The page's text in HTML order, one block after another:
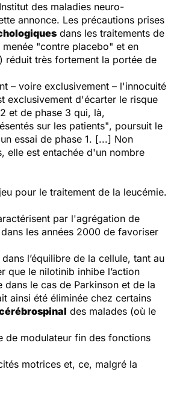
des maladies neuro-
annonce. Les précautions prises
dans les traitements de
menée "contre placebo" et en
réduit très fortement la portée de
– voire exclusivement – l'innocuité
exclusivement d'écarter le risque
et de phase 3 qui, là,
sur les patients", poursuit le
essai de phase 1. [...] Non
elle est entachée d'un nombre
pour le traitement de la leucémie.
par l'agrégation de
les années 2000 de favoriser
l’équilibre de la cellule, tant au
que le nilotinib inhibe l’action
dans le cas de Parkinson et de la
ainsi été éliminée chez certains
des malades (où le
de modulateur fin des fonctions
motrices et, ce, malgré la